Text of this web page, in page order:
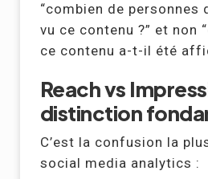
“combien de
vu ce contenu ?” et non
ce contenu a-t-il été
Reach vs
distinction
C’est la confusion la
social media analytics :